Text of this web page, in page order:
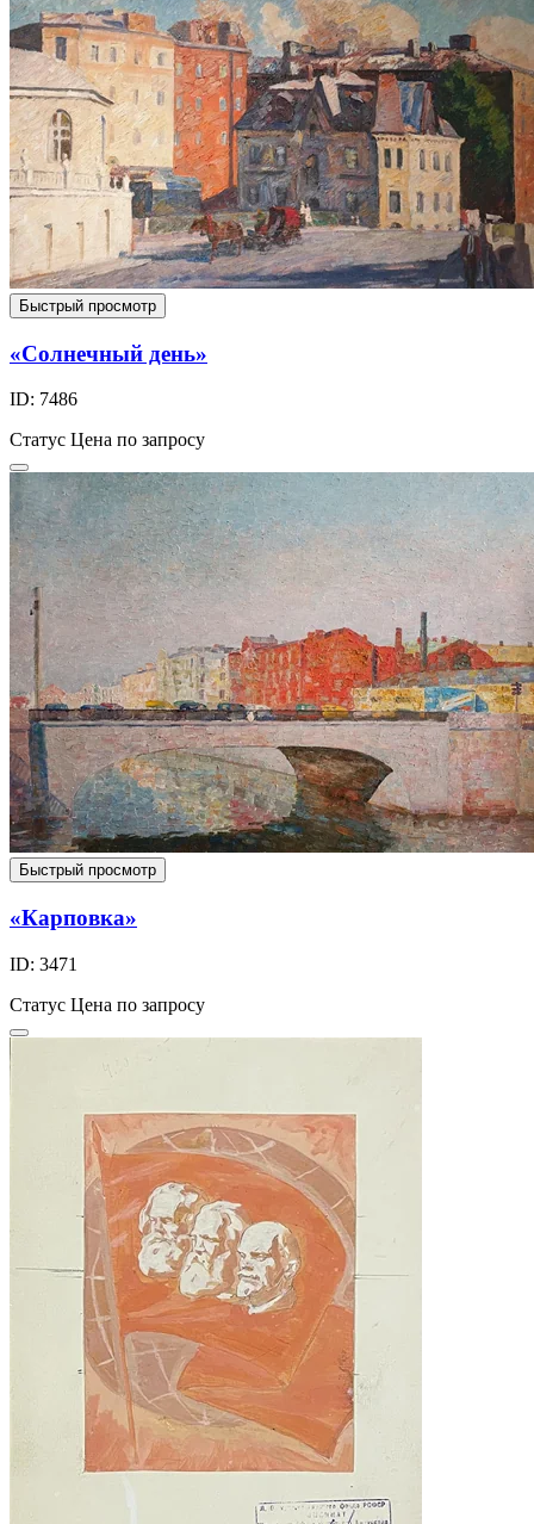
Быстрый просмотр
«Солнечный день»
ID: 7486
Статус Цена по запросу
Быстрый просмотр
«Карповка»
ID: 3471
Статус Цена по запросу